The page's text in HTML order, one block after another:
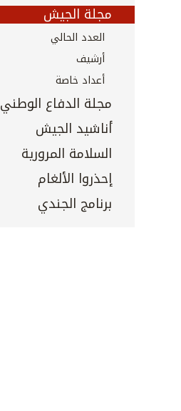
مجلة الجيش
العدد الحالي
أرشيف
أعداد خاصة
مجلة الدفاع الوطني
أناشيد الجيش
السلامة المرورية
إحذروا الألغام
برنامج الجندي